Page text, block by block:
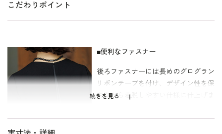
セプトです」と栗原登志恵さん。
セットアップ。ポイントはクチュール感、少しハリ感のある生地
で立体的なシルエットにこだわりました。寒い時期にはオリジナ
ルケープ(
3609171
)をジャケットやコート代わりに羽織るコーディ
ネートもおすすめ。合わせる靴やバッグ、アクセサリーなどによ
って、スリムパンツやデニム合わせでも楽しめます。
こだわりポイント
続きを見る
■便利なファスナー
後ろファスナーには長めのグログラン
リボンテープを付け、デザイン性を保
ちながら着脱しやすい仕様に仕上げま